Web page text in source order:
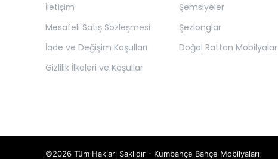
İletişim
Mesafeli Satış Sözleşmesi
İade ve Değişim Koşulları
Gizlilik İlkeleri ve Koşullar
Şemsiyeler
Şezlonglar
Doğal Rattan Mobilyalar
©2026 Tüm Hakları Saklıdır - Kumbahçe Bahçe Mobilyaları